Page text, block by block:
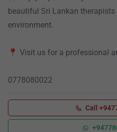
beautiful Sri Lankan therapists
environment.
📍 Visit us for a professional
0778080022
Call